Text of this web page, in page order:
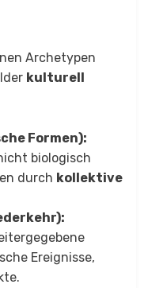
Archetypen
kulturell
Formen):
biologisch
durch kollektive
Ereignisse,